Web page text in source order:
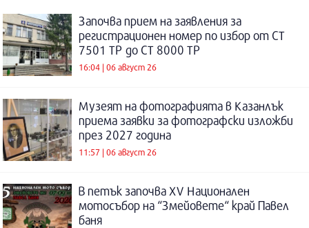
Започва прием на заявления за
регистрационен номер по избор от СТ
7501 ТР до СТ 8000 ТР
16:04 | 06 август 26
Музеят на фотографията в Казанлък
приема заявки за фотографски изложби
през 2027 година
11:57 | 06 август 26
В петък започва XV Национален
мотосъбор на “Змейовете“ край Павел
баня